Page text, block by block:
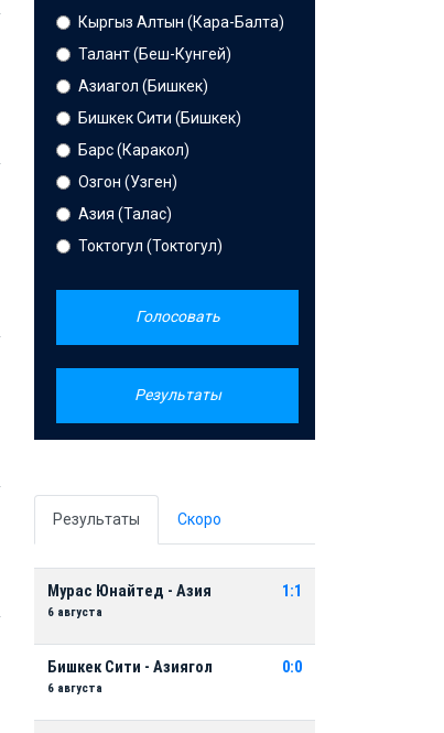
Кыргыз Алтын (Кара-Балта)
Талант (Беш-Кунгей)
Азиагол (Бишкек)
Бишкек Сити (Бишкек)
Барс (Каракол)
Озгон (Узген)
Азия (Талас)
Токтогул (Токтогул)
Голосовать
Результаты
Результаты Скоро
Мурас Юнайтед - Азия
6 августа
1:1
Бишкек Сити - Азиягол
6 августа
0:0